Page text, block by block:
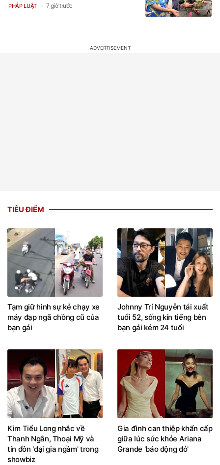
PHÁP LUẬT 7 giờ trước
TIÊU ĐIỂM
Tạm giữ hình sự kẻ chạy xe
máy đạp ngã chồng cũ của
bạn gái
Johnny Trí Nguyễn tái xuất
tuổi 52, sống kín tiếng bên
bạn gái kém 24 tuổi
Kim Tiểu Long nhắc về
Thanh Ngân, Thoại Mỹ và
tin đồn 'đại gia ngầm' trong
showbiz
Gia đình can thiệp khẩn cấp
giữa lúc sức khỏe Ariana
Grande 'báo động đỏ'